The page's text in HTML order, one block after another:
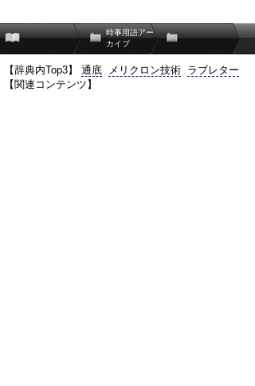
時事用語アー
カイブ
【辞典内Top3】 通底 メリクロン技術 ラブレター
【関連コンテンツ】